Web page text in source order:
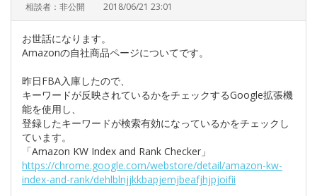
相談者：非公開 2018/06/21 23:01
お世話になります。
Amazonの自社商品ページについてです。
昨日FBA入庫したので、
キーワードが反映されているかをチェックするGoogle拡張機
能を使用し、
登録したキーワードが検索有効になっているかをチェックし
ています。
「Amazon KW Index and Rank Checker」
https://chrome.google.com/webstore/detail/amazon-kw-
index-and-rank/dehlblnjjkkbapjemjbeafjhjpjoifii